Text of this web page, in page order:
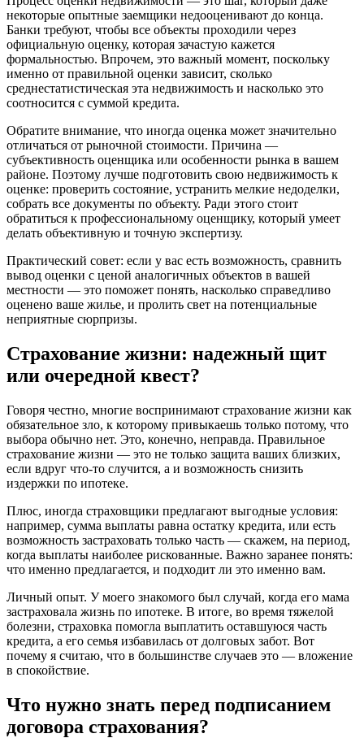
некоторые опытные заемщики недооценивают до конца.
Банки требуют, чтобы все объекты проходили через
официальную оценку, которая зачастую кажется
формальностью. Впрочем, это важный момент, поскольку
именно от правильной оценки зависит, сколько
среднестатистическая эта недвижимость и насколько это
соотносится с суммой кредита.
Обратите внимание, что иногда оценка может значительно
отличаться от рыночной стоимости. Причина —
субъективность оценщика или особенности рынка в вашем
районе. Поэтому лучше подготовить свою недвижимость к
оценке: проверить состояние, устранить мелкие недоделки,
собрать все документы по объекту. Ради этого стоит
обратиться к профессиональному оценщику, который умеет
делать объективную и точную экспертизу.
Практический совет: если у вас есть возможность, сравнить
вывод оценки с ценой аналогичных объектов в вашей
местности — это поможет понять, насколько справедливо
оценено ваше жилье, и пролить свет на потенциальные
неприятные сюрпризы.
Страхование жизни: надежный щит
или очередной квест?
Говоря честно, многие воспринимают страхование жизни как
обязательное зло, к которому привыкаешь только потому, что
выбора обычно нет. Это, конечно, неправда. Правильное
страхование жизни — это не только защита ваших близких,
если вдруг что-то случится, а и возможность снизить
издержки по ипотеке.
Плюс, иногда страховщики предлагают выгодные условия:
например, сумма выплаты равна остатку кредита, или есть
возможность застраховать только часть — скажем, на период,
когда выплаты наиболее рискованные. Важно заранее понять:
что именно предлагается, и подходит ли это именно вам.
Личный опыт. У моего знакомого был случай, когда его мама
застраховала жизнь по ипотеке. В итоге, во время тяжелой
болезни, страховка помогла выплатить оставшуюся часть
кредита, а его семья избавилась от долговых забот. Вот
почему я считаю, что в большинстве случаев это — вложение
в спокойствие.
Что нужно знать перед подписанием
договора страхования?